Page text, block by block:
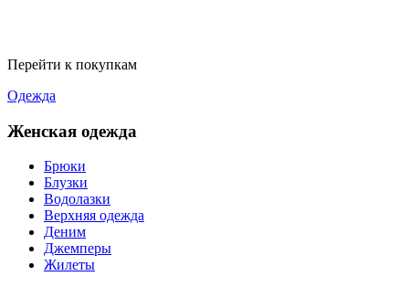
Перейти к покупкам
Одежда
Женская одежда
Брюки
Блузки
Водолазки
Верхняя одежда
Деним
Джемперы
Жилеты